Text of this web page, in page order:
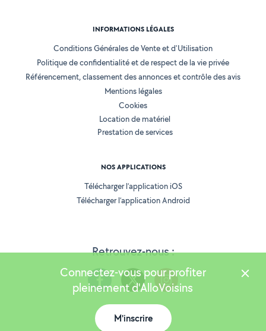
Retrouvez-nous :
INFORMATIONS LÉGALES
Conditions Générales de Vente et d'Utilisation
Politique de confidentialité et de respect de la vie privée
Référencement, classement des annonces et contrôle des avis
Mentions légales
Cookies
Location de matériel
Prestation de services
NOS APPLICATIONS
Télécharger l’application iOS
Télécharger l’application Android
Version 25.5.3
Connectez-vous pour profiter
pleinement d'AlloVoisins
M'inscrire